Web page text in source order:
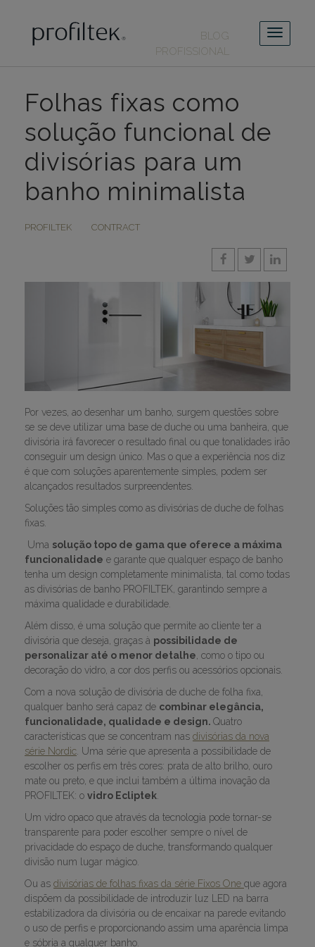
BLOG
PROFISSIONAL
Folhas fixas como
solução funcional de
divisórias para um
banho minimalista
PROFILTEK CONTRACT
Por vezes, ao desenhar um banho, surgem questões sobre
se se deve utilizar uma base de duche ou uma banheira, que
divisória irá favorecer o resultado final ou que tonalidades irão
conseguir um design único. Mas o que a experiência nos diz
é que com soluções aparentemente simples, podem ser
alcançados resultados surpreendentes.
Soluções tão simples como as divisórias de duche de folhas
fixas.
Uma solução topo de gama que oferece a máxima
funcionalidade e garante que qualquer espaço de banho
tenha um design completamente minimalista, tal como todas
as divisórias de banho PROFILTEK, garantindo sempre a
máxima qualidade e durabilidade.
Além disso, é uma solução que permite ao cliente ter a
divisória que deseja, graças à possibilidade de
personalizar até o menor detalhe , como o tipo ou
decoração do vidro, a cor dos perfis ou acessórios opcionais.
Com a nova solução de divisória de duche de folha fixa,
qualquer banho será capaz de combinar elegância,
funcionalidade, qualidade e design. Quatro
características que se concentram nas divisórias da nova
série Nordic . Uma série que apresenta a possibilidade de
escolher os perfis em três cores: prata de alto brilho, ouro
mate ou preto, e que inclui também a última inovação da
PROFILTEK: o vidro Ecliptek
Um vidro opaco que através da tecnologia pode tornar-se
transparente para poder escolher sempre o nível de
privacidade do espaço de duche, transformando qualquer
divisão num lugar mágico.
Ou as divisórias de folhas fixas da série Fixos One que agora
dispõem da possibilidade de introduzir luz LED na barra
estabilizadora da divisória ou de encaixar na parede evitando
o uso de perfis e proporcionando assim uma aparência limpa
e sóbria a qualquer banho.